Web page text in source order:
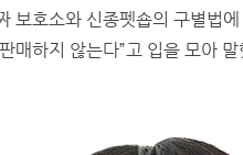
보호소와 신종펫숍의 구별법
매하지 않는다”고 입을 모아 말